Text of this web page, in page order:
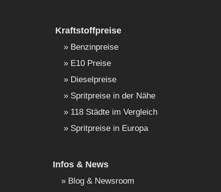
Kraftstoffpreise
Benzinpreise
E10 Preise
Dieselpreise
Spritpreise in der Nähe
118 Städte im Vergleich
Spritpreise in Europa
Infos & News
Blog & Newsroom